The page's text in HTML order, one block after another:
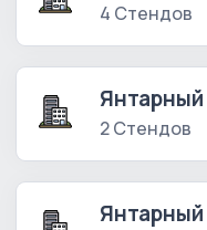
4 Стендов
2 Стендов